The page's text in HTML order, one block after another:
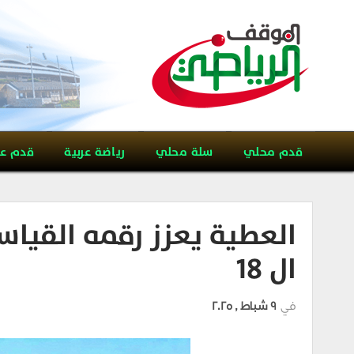
قدم محلي سلة محلي رياضة عربية قدم
العطية يعزز رقمه
ال 18
في 9 شباط , 2025